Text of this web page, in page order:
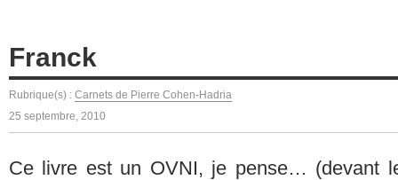
Franck
Rubrique(s) : Carnets de Pierre Cohen-Hadria
25 septembre, 2010
Ce livre est un OVNI, je pense… (devant